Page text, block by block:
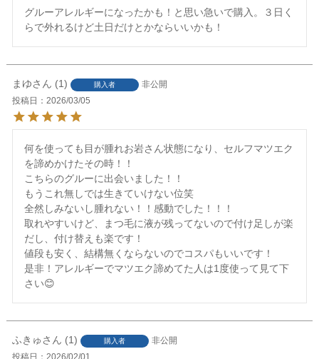
グルーアレルギーになったかも！と思い急いで購入。３日く
らで外れるけど土日だけとかならいいかも！
まゆ 1 購入者
非公開
投稿日
2026/03/05
何を使っても目が腫れお岩さん状態になり、セルフマツエク
を諦めかけたその時！！
こちらのグルーに出会いました！！
もうこれ無しでは生きていけない位笑
全然しみないし腫れない！！感動でした！！！
取れやすいけど、まつ毛に液が残ってないので付け足しが楽
だし、付け替えも楽です！
値段も安く、結構無くならないのでコスパもいいです！
是非！アレルギーでマツエク諦めてた人は1度使って見て下
ふきゅ 1 購入者
非公開